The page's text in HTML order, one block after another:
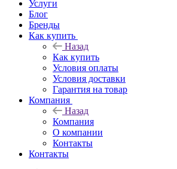
Услуги
Блог
Бренды
Как купить
Назад
Как купить
Условия оплаты
Условия доставки
Гарантия на товар
Компания
Назад
Компания
О компании
Контакты
Контакты